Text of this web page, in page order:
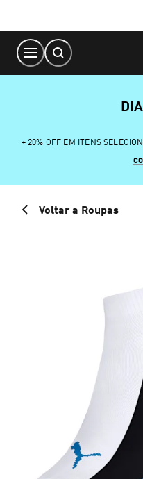
Content
+ 20% OFF EM ITENS
Voltar a Roupas